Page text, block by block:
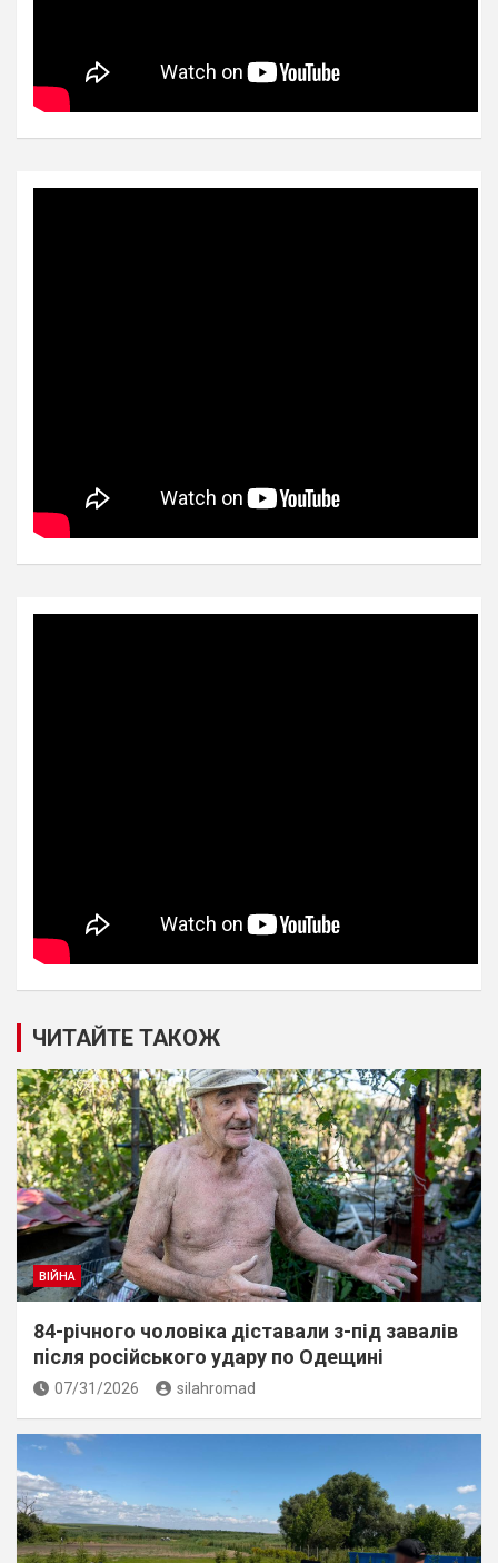
ЧИТАЙТЕ ТАКОЖ
ВІЙНА
84-річного чоловіка діставали з-під завалів
пiсля росiйського удару по Одещині
07/31/2026 silahromad